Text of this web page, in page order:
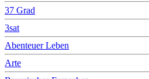
37 Grad
3sat
Abenteuer Leben
Arte